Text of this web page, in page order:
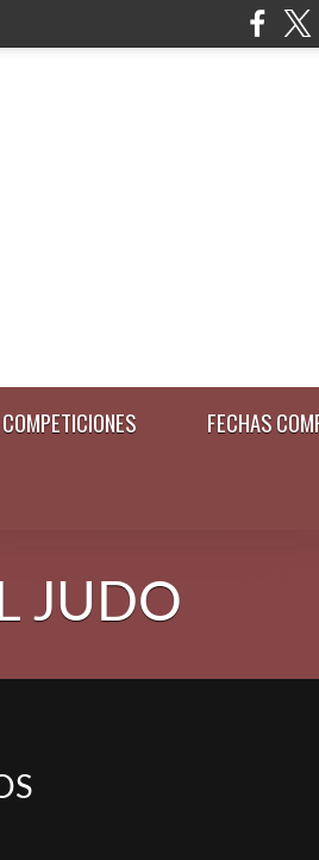
FECHAS
JUDO